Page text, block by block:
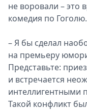
не воровали – это
комедия по Гоголю.
– Я бы сделал
на премьеру
Представьте:
и встречается
интеллигентными
Такой конфликт